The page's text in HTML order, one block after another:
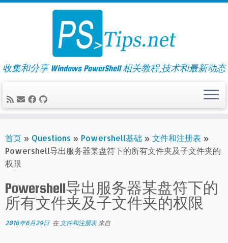
Skip
收集和分享 Windows PowerShell 相关教程,技术和最新动态
首页 » Questions » Powershell基础 » 文件和注册表 »
Powershell导出服务器某盘符下的所有文件夹及子文件夹的
权限
Powershell导出服务器某盘符下的
所有文件夹及子文件夹的权限
2016年6月29日 在 文件和注册表 来自